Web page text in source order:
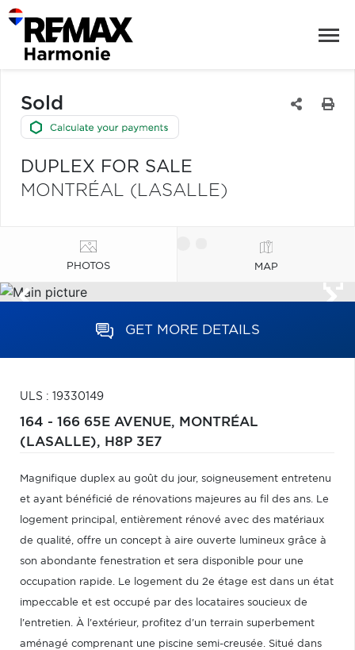
Sold
DUPLEX FOR SALE
MONTRÉAL (LASALLE)
PHOTOS MAP
GET MORE DETAILS
ULS : 19330149
164 - 166 65E AVENUE, MONTRÉAL
(LASALLE), H8P 3E7
Magnifique duplex au goût du jour, soigneusement entretenu
et ayant bénéficié de rénovations majeures au fil des ans. Le
logement principal, entièrement rénové avec des matériaux
de qualité, offre un concept à aire ouverte lumineux grâce à
son abondante fenestration et sera disponible pour une
occupation rapide. Le logement du 2e étage est dans un état
impeccable et est occupé par des locataires soucieux de
l'entretien. À l'extérieur, profitez d'un terrain superbement
aménagé comprenant une piscine semi-creusée. Situé dans